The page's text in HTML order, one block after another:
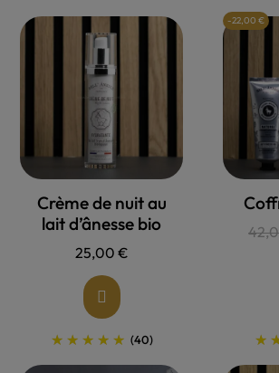
Allons voir !
Crème de nuit au
lait d’ânesse bio
25,00 €
-22,00 €
(40)